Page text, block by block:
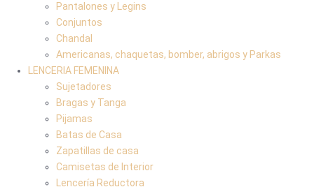
Pantalones y Legins
Conjuntos
Chandal
Americanas, chaquetas, bomber, abrigos y Parkas
LENCERIA FEMENINA
Sujetadores
Bragas y Tanga
Pijamas
Batas de Casa
Zapatillas de casa
Camisetas de Interior
Lencería Reductora